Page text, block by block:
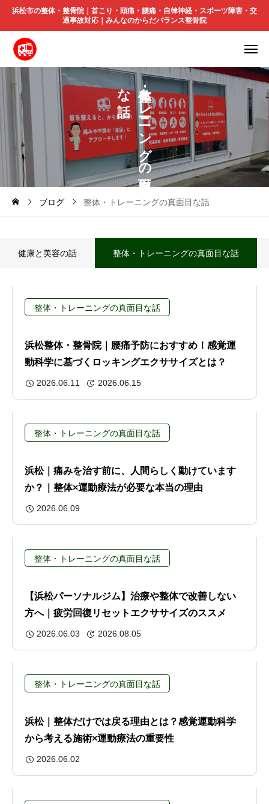
浜松市の整体・整骨院｜首こり・頭痛・腰痛・自律神経・スポーツ障害・交
通事故対応｜みんなのからだバランス整骨院
ト
レ
ニ
ン
グ
の
な
ブログ 整体・トレーニングの真面目な話
健康と美容の話 整体・トレーニングの真面目な話
整体・トレーニングの真面目な話
浜松整体・整骨院｜腰痛予防におすすめ！感覚運
動科学に基づくロッキングエクササイズとは？
2026.06.11 2026.06.15
整体・トレーニングの真面目な話
浜松｜痛みを治す前に、人間らしく動けています
か？｜整体×運動療法が必要な本当の理由
2026.06.09
整体・トレーニングの真面目な話
【浜松パーソナルジム】治療や整体で改善しない
方へ｜疲労回復リセットエクササイズのススメ
2026.06.03 2026.08.05
整体・トレーニングの真面目な話
浜松｜整体だけでは戻る理由とは？感覚運動科学
から考える施術×運動療法の重要性
2026.06.02